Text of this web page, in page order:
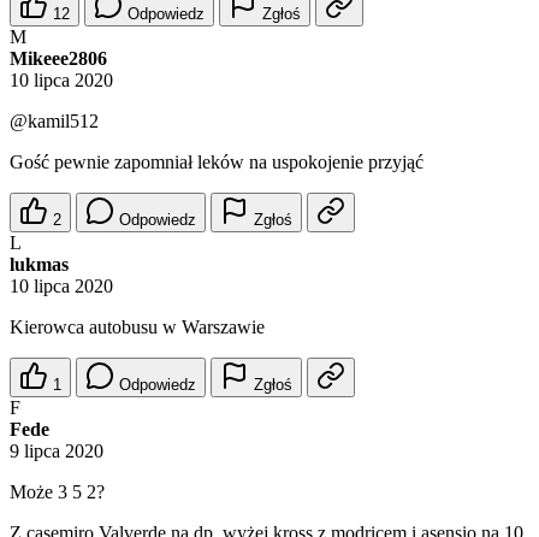
12 Odpowiedz Zgłoś
M
Mikeee2806
10 lipca 2020
@kamil512
Gość pewnie zapomniał leków na uspokojenie przyjąć
2 Odpowiedz Zgłoś
L
lukmas
10 lipca 2020
Kierowca autobusu w Warszawie
1 Odpowiedz Zgłoś
F
Fede
9 lipca 2020
Może 3 5 2?
Z casemiro Valverde na dp, wyżej kross z modricem i asensio na 10,